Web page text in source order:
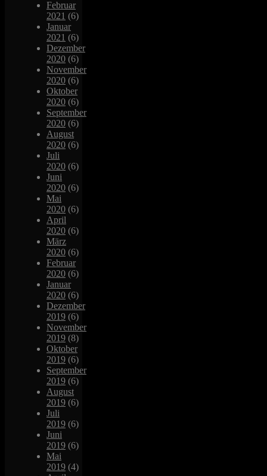
Februar
2021 (6)
Januar
2021 (6)
Dezember
2020 (6)
November
2020 (6)
Oktober
2020 (6)
September
2020 (6)
August
2020 (6)
Juli
2020 (6)
Juni
2020 (6)
Mai
2020 (6)
April
2020 (6)
März
2020 (6)
Februar
2020 (6)
Januar
2020 (6)
Dezember
2019 (6)
November
2019 (8)
Oktober
2019 (6)
September
2019 (6)
August
2019 (6)
Juli
2019 (6)
Juni
2019 (6)
Mai
2019 (4)